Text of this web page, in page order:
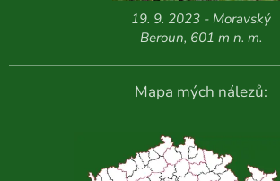
19. 9. 2023 - Moravský
Beroun, 601 m n. m.
Mapa mých nálezů: